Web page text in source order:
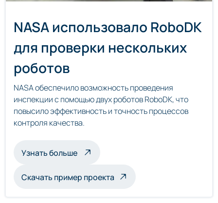
NASA использовало RoboDK
для проверки нескольких
роботов
NASA обеспечило возможность проведения
инспекции с помощью двух роботов RoboDK, что
повысило эффективность и точность процессов
контроля качества.
Узнать большео мультироботизированной
Скачать пример проекта